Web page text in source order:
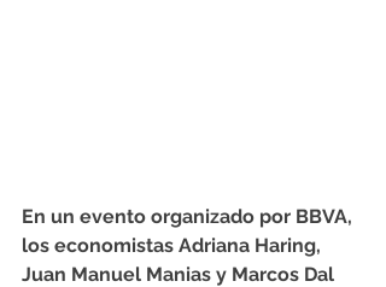
En un evento organizado por BBVA,
los economistas Adriana Haring,
Juan Manuel Manias y Marcos Dal